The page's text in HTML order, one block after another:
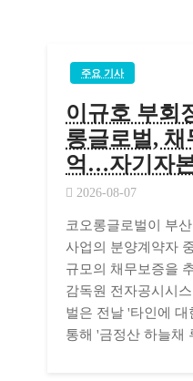
주요 기사
이규호 부회
롱글로벌, 채
억…자기자
2026-08-07
코오롱글로벌이 부
사업의 분양계약자
규모의 채무보증을
감독원 전자공시시
벌은 전날 '타인에
통해 '금정산 하늘채